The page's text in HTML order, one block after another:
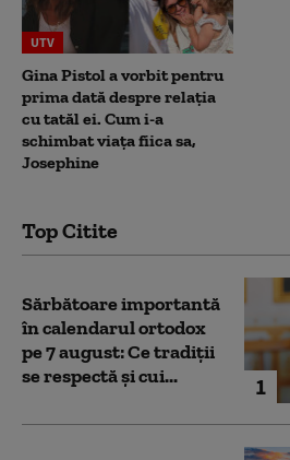
UTV
Gina Pistol a vorbit pentru
prima dată despre relația
cu tatăl ei. Cum i-a
schimbat viața fiica sa,
Josephine
Top Citite
1
Sărbătoare importantă
în calendarul ortodox
pe 7 august: Ce tradiții
se respectă și cui...